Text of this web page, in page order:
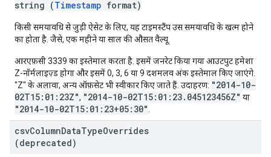
string (Timestamp format)
किसी समयावधि से जुड़ी ऐसेट के लिए, यह टाइमस्टैंप उस समयावधि के खत्म होने
का होता है. जैसे, एक महीने या साल की औसत वैल्यू.
आरएफ़सी 3339 का इस्तेमाल करता है. इसमें जनरेट किया गया आउटपुट हमेशा
Z-नॉर्मलाइज़्ड होगा और इसमें 0, 3, 6 या 9 दशमलव अंक इस्तेमाल किए जाएंगे.
"Z" के अलावा, अन्य ऑफ़सेट भी स्वीकार किए जाते हैं. उदाहरण: "2014-10-
02T15:01:23Z", "2014-10-02T15:01:23.045123456Z" या
"2014-10-02T15:01:23+05:30"
csvColumnDataTypeOverrides
(deprecated)